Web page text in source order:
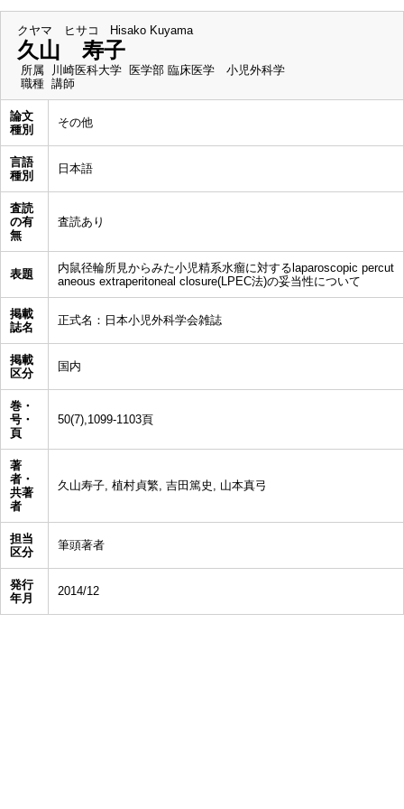
クヤマ ヒサコ Hisako Kuyama
久山 寿子
所属
川崎医科大学 医学部 臨床医学 小児外科学
職種 講師
論文
種別
その他
言語
種別
日本語
査読
の有
無
査読あり
表題
内鼠径輪所見からみた小児精系水瘤に対するlaparoscopic percut
aneous extraperitoneal closure(LPEC法)の妥当性について
掲載
誌名
正式名：日本小児外科学会雑誌
掲載
区分
国内
巻・
号・
頁
50(7),1099-1103頁
著
者・
共著
者
久山寿子, 植村貞繁, 吉田篤史, 山本真弓
担当
区分
筆頭著者
発行
年月
2014/12